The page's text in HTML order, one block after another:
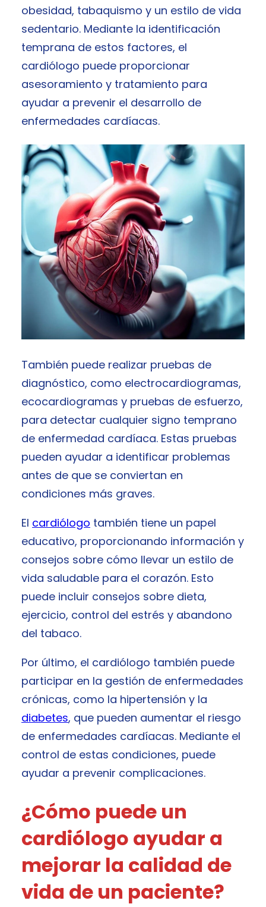
obesidad, tabaquismo y un estilo de vida
sedentario. Mediante la identificación
temprana de estos factores, el
cardiólogo puede proporcionar
asesoramiento y tratamiento para
ayudar a prevenir el desarrollo de
enfermedades cardíacas.
También puede realizar pruebas de
diagnóstico, como electrocardiogramas,
ecocardiogramas y pruebas de esfuerzo,
para detectar cualquier signo temprano
de enfermedad cardíaca. Estas pruebas
pueden ayudar a identificar problemas
antes de que se conviertan en
condiciones más graves.
El cardiólogo también tiene un papel
educativo, proporcionando información y
consejos sobre cómo llevar un estilo de
vida saludable para el corazón. Esto
puede incluir consejos sobre dieta,
ejercicio, control del estrés y abandono
del tabaco.
Por último, el cardiólogo también puede
participar en la gestión de enfermedades
crónicas, como la hipertensión y la
diabetes, que pueden aumentar el riesgo
de enfermedades cardíacas. Mediante el
control de estas condiciones, puede
ayudar a prevenir complicaciones.
¿Cómo puede un
cardiólogo ayudar a
mejorar la calidad de
vida de un paciente?